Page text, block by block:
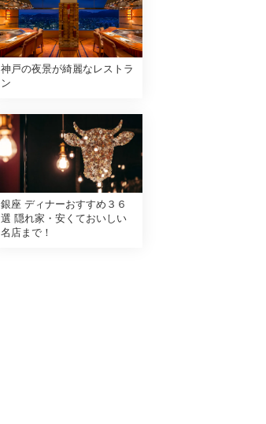
神戸の夜景が綺麗なレストラ
ン
銀座 ディナーおすすめ３６
選 隠れ家・安くておいしい
名店まで！